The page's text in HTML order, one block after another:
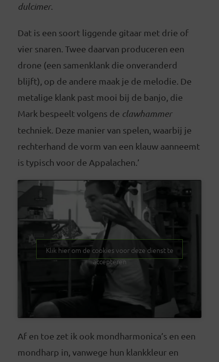
dulcimer.
Dat is een soort liggende gitaar met drie of
vier snaren. Twee daarvan produceren een
drone (een samenklank die onveranderd
blijft), op de andere maak je de melodie. De
metalige klank past mooi bij de banjo, die
Mark bespeelt volgens de clawhammer
techniek. Deze manier van spelen, waarbij je
rechterhand de vorm van een klauw aanneemt
is typisch voor de Appalachen.’
Klik hier om de cookies voor deze dienst te
accepteren
Af en toe zet ik ook mondharmonica’s en een
mondharp in, vanwege hun klankkleur en